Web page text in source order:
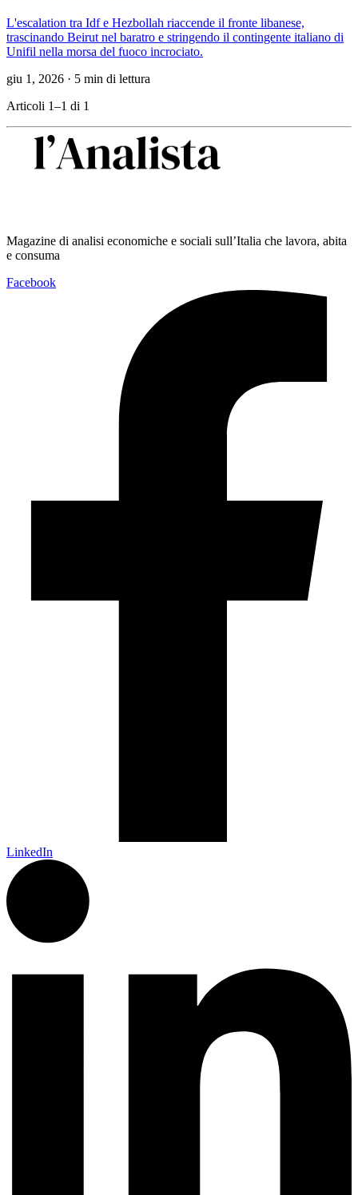
L'escalation tra Idf e Hezbollah riaccende il fronte libanese,
trascinando Beirut nel baratro e stringendo il contingente italiano di
Unifil nella morsa del fuoco incrociato.
giu 1, 2026 · 5 min di lettura
Articoli 1–1 di 1
Magazine di analisi economiche e sociali sull’Italia che lavora, abita
e consuma
Facebook
LinkedIn